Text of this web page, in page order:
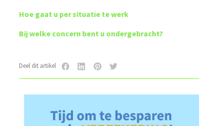
Hoe gaat u per situatie te werk
Bij welke concern bent u ondergebracht?
Deel dit artikel